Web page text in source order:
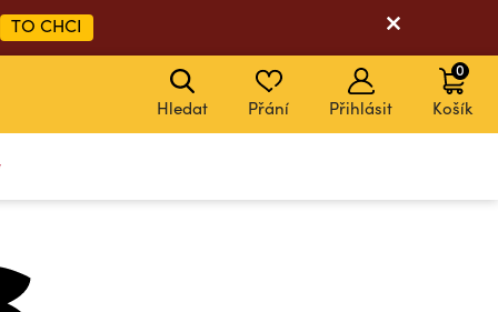
TO CHCI
Hledat Přání Přihlásit Košík
0